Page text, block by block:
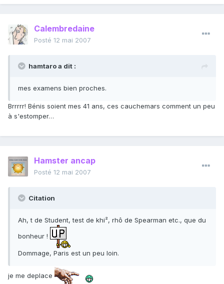
Calembredaine
Posté 12 mai 2007
hamtaro a dit :
mes examens bien proches.
Brrrrr! Bénis soient mes 41 ans, ces cauchemars comment un peu
à s'estomper…
Hamster ancap
Posté 12 mai 2007
Citation
Ah, t de Student, test de khi², rhô de Spearman etc., que du
bonheur !
Dommage, Paris est un peu loin.
je me deplace